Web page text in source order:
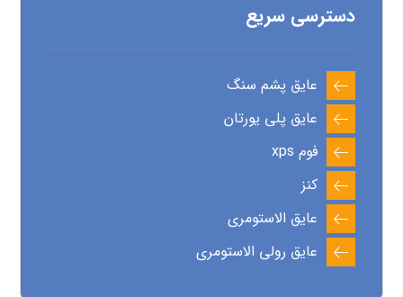
دسترسی سریع
عایق پشم سنگ
عایق پلی یورتان
فوم xps
کنز
عایق الاستومری
عایق رولی الاستومری